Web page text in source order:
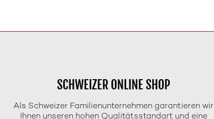
SCHWEIZER ONLINE SHOP
Als Schweizer Familienunternehmen garantieren wir
Ihnen unseren hohen Qualitätsstandart und eine